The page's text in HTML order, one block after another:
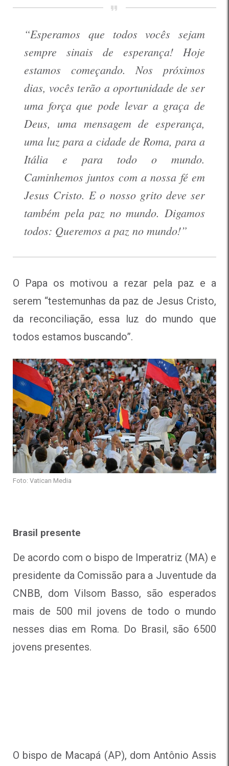
“Esperamos que todos vocês sejam
sempre sinais de esperança! Hoje
estamos começando. Nos próximos
dias, vocês terão a oportunidade de ser
uma força que pode levar a graça de
Deus, uma mensagem de esperança,
uma luz para a cidade de Roma, para a
Itália e para todo o mundo.
Caminhemos juntos com a nossa fé em
Jesus Cristo. E o nosso grito deve ser
também pela paz no mundo. Digamos
todos: Queremos a paz no mundo!”
O Papa os motivou a rezar pela paz e a
serem “testemunhas da paz de Jesus Cristo,
da reconciliação, essa luz do mundo que
todos estamos buscando”.
Foto: Vatican Media
Brasil presente
De acordo com o bispo de Imperatriz (MA) e
presidente da Comissão para a Juventude da
CNBB, dom Vilsom Basso, são esperados
mais de 500 mil jovens de todo o mundo
nesses dias em Roma. Do Brasil, são 6500
jovens presentes.
O bispo de Macapá (AP), dom Antônio Assis